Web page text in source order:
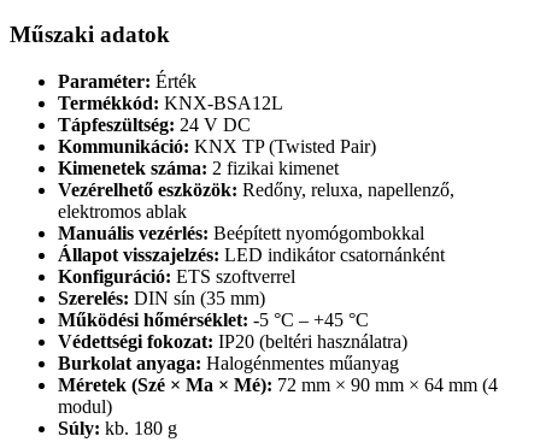
Műszaki adatok
Paraméter: Érték
Termékkód: KNX-BSA12L
Tápfeszültség: 24 V DC
Kommunikáció: KNX TP (Twisted Pair)
Kimenetek száma: 2 fizikai kimenet
Vezérelhető eszközök: Redőny, reluxa, napellenző,
elektromos ablak
Manuális vezérlés: Beépített nyomógombokkal
Állapot visszajelzés: LED indikátor csatornánként
Konfiguráció: ETS szoftverrel
Szerelés: DIN sín (35 mm)
Működési hőmérséklet: -5 °C – +45 °C
Védettségi fokozat: IP20 (beltéri használatra)
Burkolat anyaga: Halogénmentes műanyag
Méretek (Szé × Ma × Mé): 72 mm × 90 mm × 64 mm (4
modul)
Súly: kb. 180 g